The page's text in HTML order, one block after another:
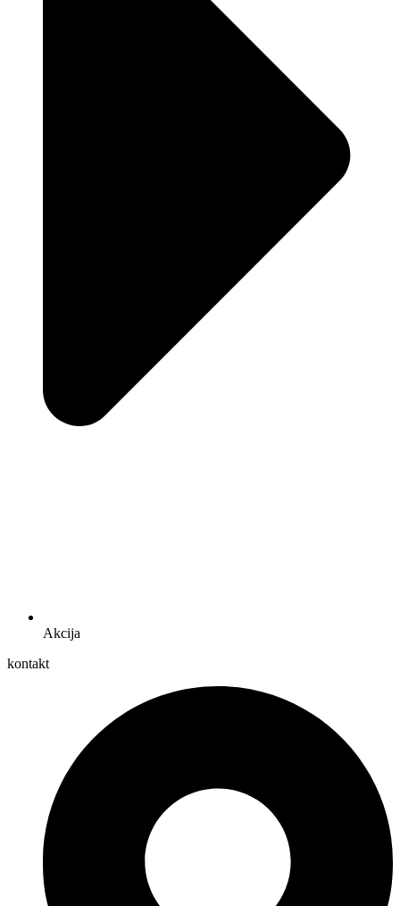
Akcija
kontakt